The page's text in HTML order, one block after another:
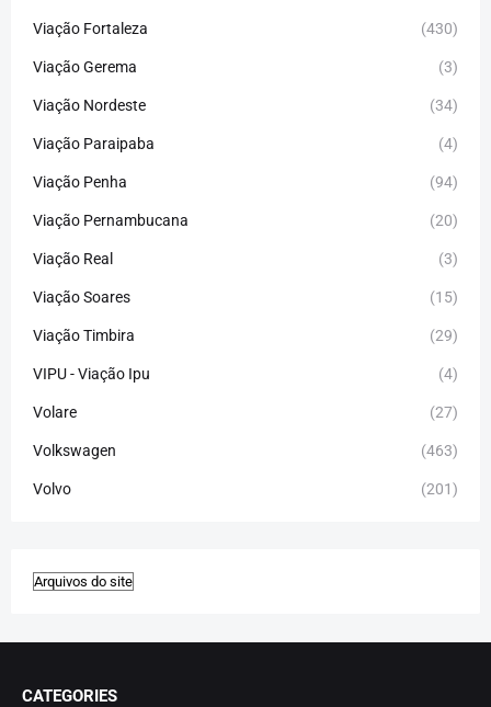
Viação Fortaleza (430)
Viação Gerema (3)
Viação Nordeste (34)
Viação Paraipaba (4)
Viação Penha (94)
Viação Pernambucana (20)
Viação Real (3)
Viação Soares (15)
Viação Timbira (29)
VIPU - Viação Ipu (4)
Volare (27)
Volkswagen (463)
Volvo (201)
CATEGORIES